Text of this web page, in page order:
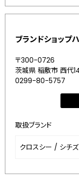
ブランドショッ
〒300-0726
茨城県 稲敷市 西
0299-80-5757
取扱ブランド
クロスシー / シチ